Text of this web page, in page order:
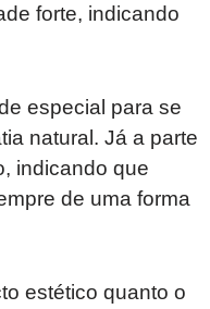
forte, indicando
especial para se
natural. Já a parte
indicando que
de uma forma
estético quanto o